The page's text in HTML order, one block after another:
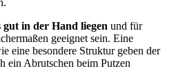
gut in der Hand liegen und für
geeignet sein. Eine
eine besondere Struktur geben der
ein Abrutschen beim Putzen